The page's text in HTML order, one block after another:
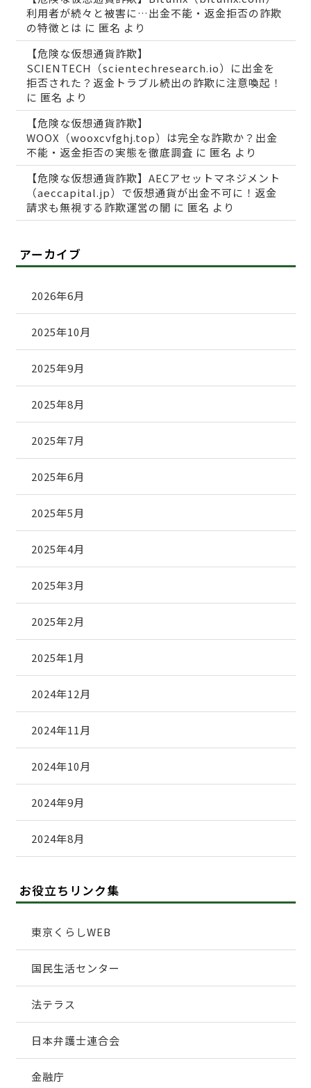
利用者が続々と被害に…出金不能・返金拒否の詐欺
の特徴とは に 匿名 より
【危険な仮想通貨詐欺】
SCIENTECH（scientechresearch.io）に出金を
拒否された？返金トラブル続出の詐欺に注意喚起！
に 匿名 より
【危険な仮想通貨詐欺】
WOOX（wooxcvfghj.top）は完全な詐欺か？出金
不能・返金拒否の実態を徹底調査 に 匿名 より
【危険な仮想通貨詐欺】AECアセットマネジメント
（aeccapital.jp）で仮想通貨が出金不可に！返金
請求も無視する詐欺運営の闇 に 匿名 より
アーカイブ
2026年6月
2025年10月
2025年9月
2025年8月
2025年7月
2025年6月
2025年5月
2025年4月
2025年3月
2025年2月
2025年1月
2024年12月
2024年11月
2024年10月
2024年9月
2024年8月
お役立ちリンク集
東京くらしWEB
国民生活センター
法テラス
日本弁護士連合会
金融庁